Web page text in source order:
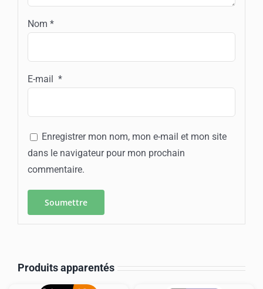
Nom *
E-mail *
Enregistrer mon nom, mon e-mail et mon site
dans le navigateur pour mon prochain
commentaire.
Produits apparentés